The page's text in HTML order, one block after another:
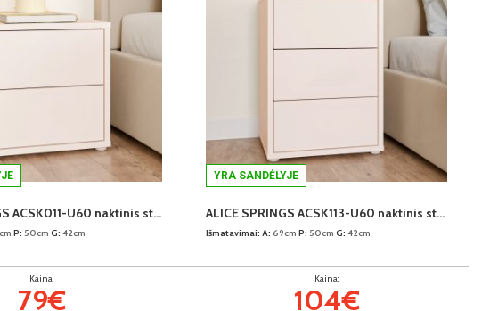
ALICE SPRINGS ACSK011-U60 naktinis staliukas
P: 50cm G: 42cm
Kaina:
79€
YRA SANDĖLYJE
ALICE SPRINGS ACSK113-U60 naktinis staliukas
Išmatavimai: A: 69cm P: 50cm G: 42cm
Kaina:
104€